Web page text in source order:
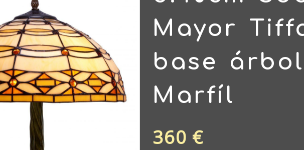
Mayor
base
Marfíl
360 €